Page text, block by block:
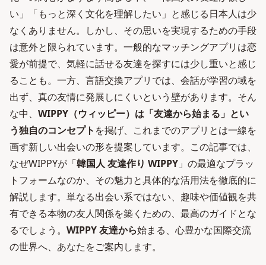
い」「もっと深く文化を理解したい」と感じる日本人は少
なくありません。しかし、その思いを実現するための手段
は意外と限られています。一般的なマッチングアプリは恋
愛が前提で、気軽に話せる友達を探すには少し重いと感じ
ることも。一方、言語交換アプリでは、会話が学習の域を
出ず、真の友情に発展しにくいという壁があります。そん
な中、 WIPPY（ウィッピー）は「友達から始まる」とい
う独自のコンセプト を掲げ、これまでのアプリとは一線を
画す新しい出会いの形を提案しています。この記事では、
なぜWIPPYが「韓国人 友達作り WIPPY 」の最適なプラッ
トフォームなのか、その魅力と具体的な活用法を徹底的に
解説します。単なる出会い系ではない、趣味や価値観を共
有できる本物の友人関係を築くための、最高のガイドとな
るでしょう。 WIPPY 友達から始まる、心豊かな国際交流
の世界へ、あなたをご案内します。